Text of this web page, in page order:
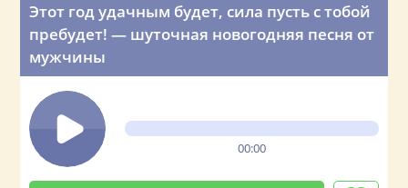
Этот год удачным будет, сила пусть с тобой
пребудет! — шуточная новогодняя песня от
мужчины
00:00